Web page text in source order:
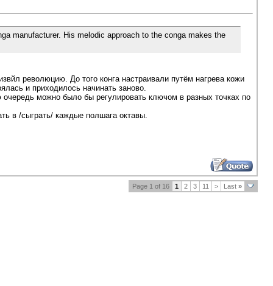
manufacturer. His melodic approach to the conga makes the
революцию. До того конга настраивали путём нагрева кожи
и приходилось начинать заново.
можно было бы регулировать ключом в разных точках по
в /сыграть/ каждые полшага октавы.
Page 1 of 16 1 2 3 11 > Last »